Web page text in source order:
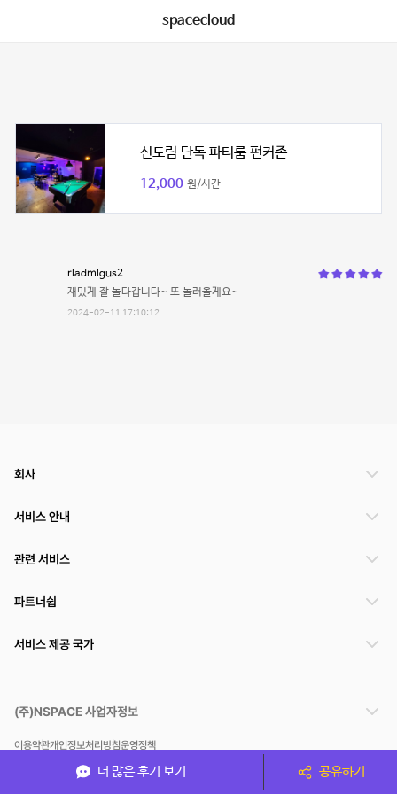
spacecloud
신도림 단독 파티룸 펀커존
12,000 원/시간
rladmlgus2
재밌게 잘 놀다갑니다~ 또 놀러올게요~
2024-02-11 17:10:12
더 많은 후기 보기 공유하기
회사
서비스 안내
관련 서비스
파트너쉽
서비스 제공 국가
(주)NSPACE 사업자정보
이용약관개인정보처리방침운영정책
스페이스클라우드는 통신판매중개자이며 통신판매의 당사자가 아닙니다. 따라서 스페이스클
라우드는 공간 거래정보 및 거래에 대해 책임지지 않습니다.